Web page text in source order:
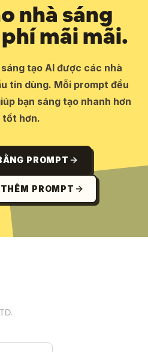
nhà sáng
mãi mãi.
tạo AI được các nhà
tin dùng. Mỗi prompt đều
bạn sáng tạo nhanh hơn
tốt hơn.
PROMPT
PROMPT